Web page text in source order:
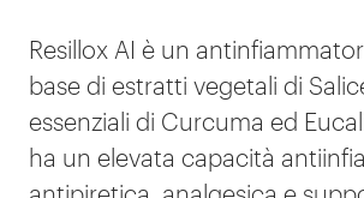
Resillox AI è un
base di estratti vegetali di
essenziali di Curcuma ed
ha un elevata capacità